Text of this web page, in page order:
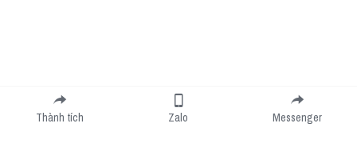
Submit
Thành tích Zalo Messenger